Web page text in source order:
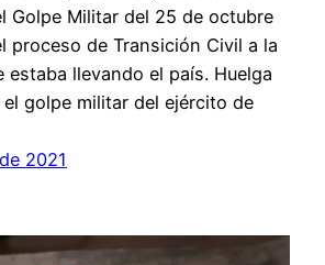
Golpe Militar del 25 de octubre
proceso de Transición Civil a la
estaba llevando el país. Huelga
golpe militar del ejército de
2021